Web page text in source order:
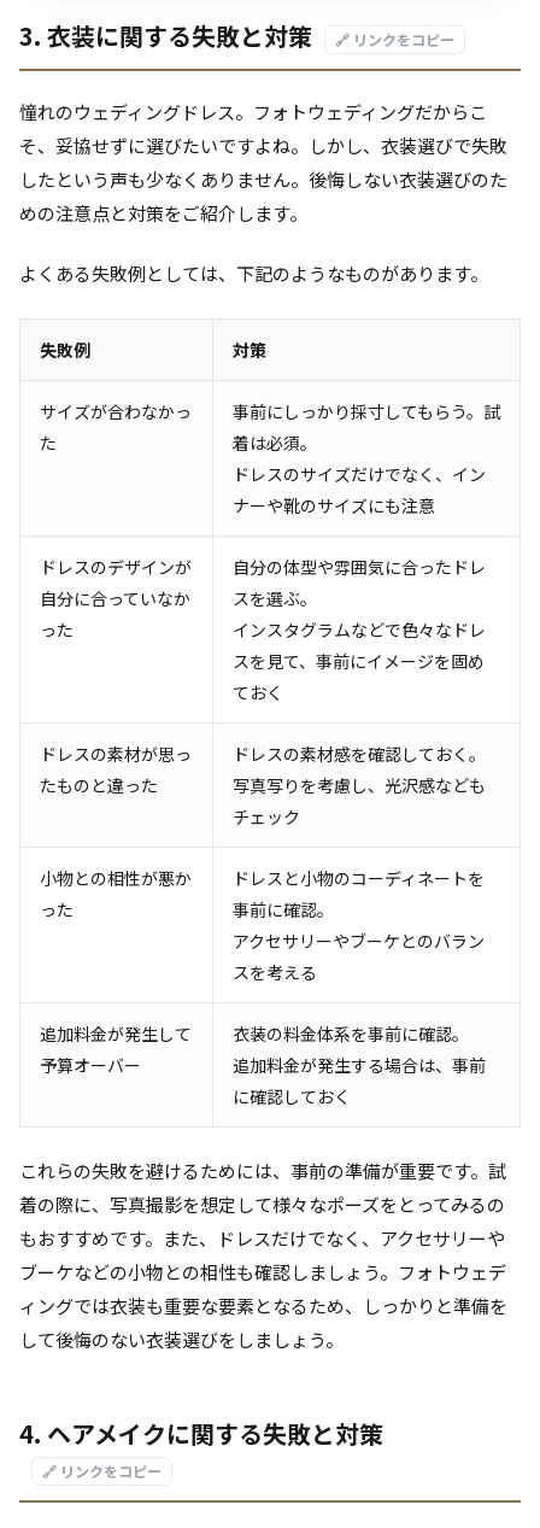
3. 衣装に関する失敗と対策 🔗 リンクをコピー
憧れのウェディングドレス。フォトウェディングだからこ
そ、妥協せずに選びたいですよね。しかし、衣装選びで失敗
したという声も少なくありません。後悔しない衣装選びのた
めの注意点と対策をご紹介します。
よくある失敗例としては、下記のようなものがあります。
失敗例 対策
サイズが合わなかっ
た
事前にしっかり採寸してもらう。試
着は必須。
ドレスのサイズだけでなく、イン
ナーや靴のサイズにも注意
ドレスのデザインが
自分に合っていなか
った
自分の体型や雰囲気に合ったドレ
スを選ぶ。
インスタグラムなどで色々なドレ
スを見て、事前にイメージを固め
ておく
ドレスの素材が思っ
たものと違った
ドレスの素材感を確認しておく。
写真写りを考慮し、光沢感なども
チェック
小物との相性が悪か
った
ドレスと小物のコーディネートを
事前に確認。
アクセサリーやブーケとのバラン
スを考える
追加料金が発生して
予算オーバー
衣装の料金体系を事前に確認。
追加料金が発生する場合は、事前
に確認しておく
これらの失敗を避けるためには、事前の準備が重要です。試
着の際に、写真撮影を想定して様々なポーズをとってみるの
もおすすめです。また、ドレスだけでなく、アクセサリーや
ブーケなどの小物との相性も確認しましょう。フォトウェデ
ィングでは衣装も重要な要素となるため、しっかりと準備を
して後悔のない衣装選びをしましょう。
4. ヘアメイクに関する失敗と対策
🔗 リンクをコピー